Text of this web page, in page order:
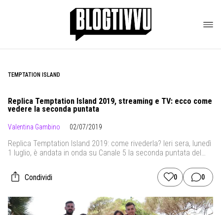
TEMPTATION ISLAND
Replica Temptation Island 2019, streaming e TV: ecco come
vedere la seconda puntata
Valentina Gambino 02/07/2019
Replica Temptation Island 2019: come rivederla? Ieri sera, lunedì
1 luglio, è andata in onda su Canale 5 la seconda puntata del
Come potete vedere la puntata in streaming? Se vi siete persi
l’appuntamento di ieri sera, sappiate che i metodi per poterla
Condividi 0 0